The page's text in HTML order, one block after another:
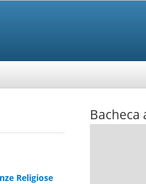
Religiose
Bacheca